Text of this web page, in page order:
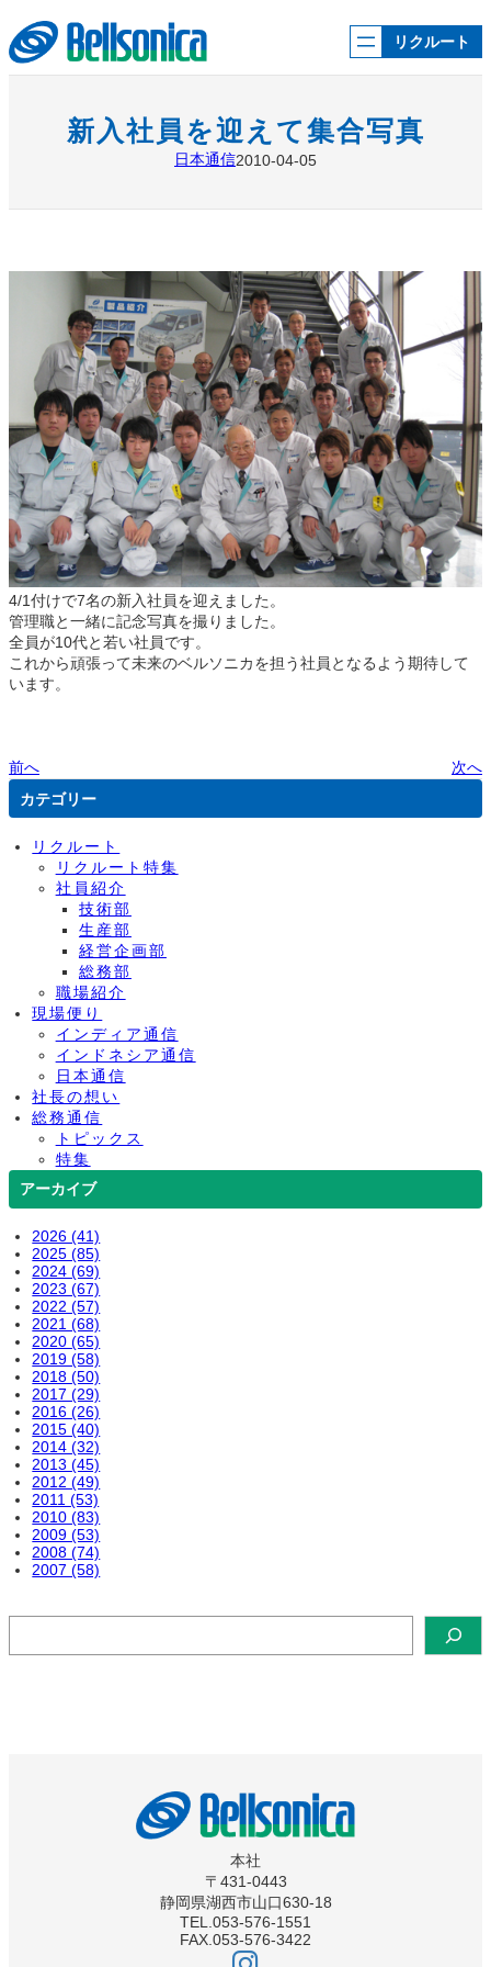
容
を
ス
リクルート
新入社員を迎えて集合写真
日本通信2010-04-05
4/1付けで7名の新入社員を迎えました。
管理職と一緒に記念写真を撮りました。
全員が10代と若い社員です。
これから頑張って未来のベルソニカを担う社員となるよう期待して
います。
前へ
次へ
カテゴリー
リクルート
リクルート特集
社員紹介
技術部
生産部
経営企画部
総務部
職場紹介
現場便り
インディア通信
インドネシア通信
日本通信
社長の想い
総務通信
トピックス
特集
アーカイブ
2026 (41)
2025 (85)
2024 (69)
2023 (67)
2022 (57)
2021 (68)
2020 (65)
2019 (58)
2018 (50)
2017 (29)
2016 (26)
2015 (40)
2014 (32)
2013 (45)
2012 (49)
2011 (53)
2010 (83)
2009 (53)
2008 (74)
2007 (58)
本社
〒431-0443
静岡県湖西市山口630-18
TEL.053-576-1551
FAX.053-576-3422
ベ